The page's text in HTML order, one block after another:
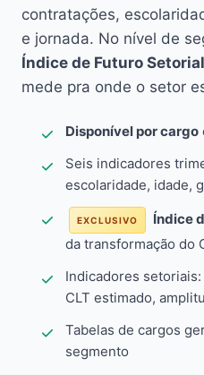
contratações,
e jornada. No nível de
Índice de Futuro Setorial
mede pra onde o setor
Disponível por cargo
Seis indicadores
escolaridade, idade,
EXCLUSIVO Índice
da transformação do
Indicadores
CLT estimado,
Tabelas de cargos
segmento